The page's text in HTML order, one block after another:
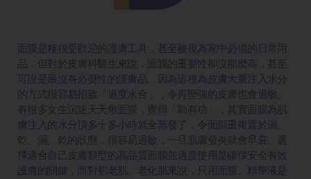
面膜是種很受歡迎的護膚工具，甚至被視為家中必備的日常用
品，但對於皮膚科醫生來說，面膜的重要性卻沒那麼高，甚至
可說是最沒有必要性的護膚品。因為這種為皮膚大量注入水分
的方式很容易招致「過度水合」，令再堅強的皮膚也會過敏。
有很多女生沉迷天天敷面膜，覺得「勤有功」，其實面膜為肌
膚注入的水分頂多十多小時就全蒸發了，令面部重複置於濕、
乾、濕、乾的狀態，很容易過敏，一旦肌膚發炎就會早衰。選
擇適合自己皮膚類型的高品質面膜並適度使用是確保安全有效
護膚的關鍵，而對初老肌、老化肌來說，只用面膜、精華液是